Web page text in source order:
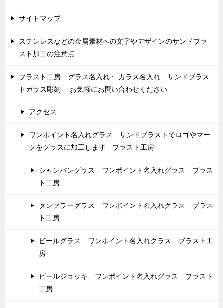
サイトマップ
ステンレスなどの金属素材への文字やデザインのサンドブラ
スト加工の注意点
ブラスト工房 グラス名入れ・ ガラス名入れ サンドブラス
トガラス彫刻 お気軽にお問い合わせください
アクセス
ワンポイント名入れグラス サンドブラストでロゴやマー
クをグラスに加工します ブラスト工房
シャンパングラス ワンポイント名入れグラス ブラス
ト工房
タンブラーグラス ワンポイント名入れグラス ブラス
ト工房
ビールグラス ワンポイント名入れグラス ブラスト工
房
ビールジョッキ ワンポイント名入れグラス ブラスト
工房